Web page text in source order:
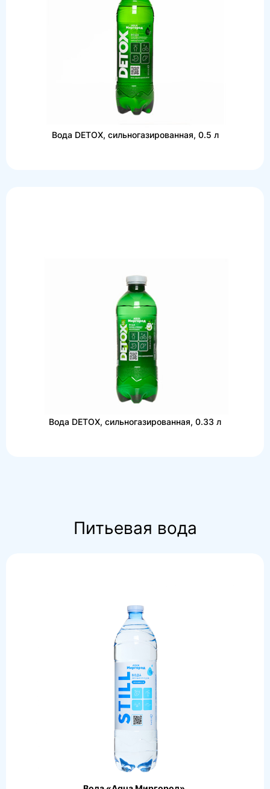
Вода DETOX, сильногазированная, 0.5 л
Вода DETOX, сильногазированная, 0.33 л
Питьевая вода